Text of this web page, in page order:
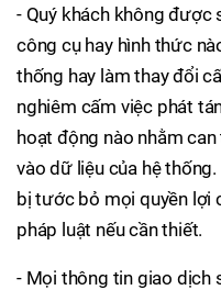
- Quý khách không
công cụ hay hình thức
thống hay làm thay đổi
nghiêm cấm việc phát
hoạt động nào nhằm
vào dữ liệu của hệ
bị tước bỏ mọi quyền lợi
pháp luật nếu cần thiết.
- Mọi thông tin giao dịch